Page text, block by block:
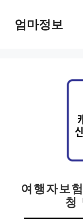
엄마정보
여행자보
청